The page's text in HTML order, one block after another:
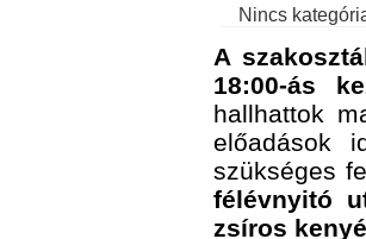
Nincs
A
18:00-ás
hallhattok
előadások
szükséges
félévnyitó
zsíros